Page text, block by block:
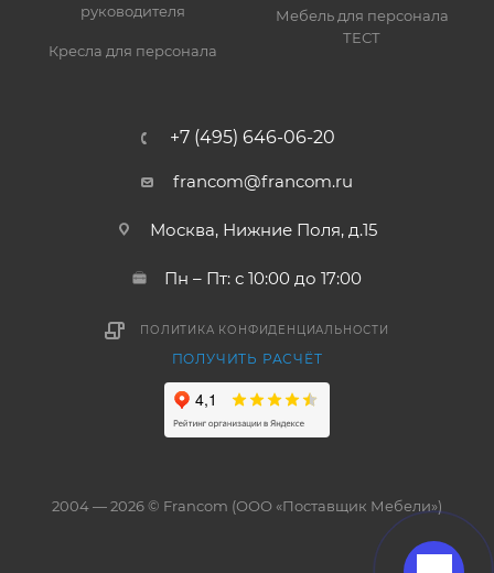
руководителя
Кресла для персонала
Мебель для персонала
ТЕСТ
+7 (495) 646-06-20
francom@francom.ru
Москва, Нижние Поля, д.15
Пн – Пт: с 10:00 до 17:00
ПОЛИТИКА КОНФИДЕНЦИАЛЬНОСТИ
ПОЛУЧИТЬ РАСЧЁТ
2004 — 2026 © Francom (ООО «Поставщик Мебели»)